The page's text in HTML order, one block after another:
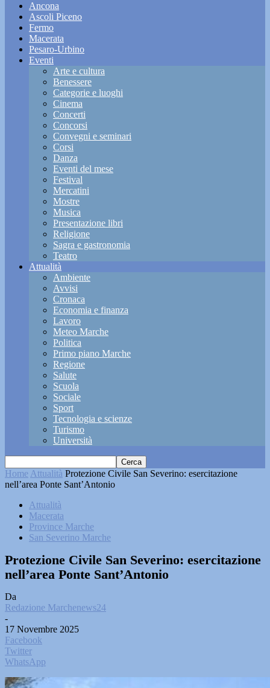
Ancona
Ascoli Piceno
Fermo
Macerata
Pesaro-Urbino
Eventi
Arte e cultura
Benessere
Categorie e luoghi
Cinema
Concerti
Concorsi
Convegni e seminari
Corsi
Danza
Eventi del mese
Festival
Mercatini
Mostre
Musica
Presentazione libri
Religione
Sagra e gastronomia
Teatro
Attualità
Ambiente
Avvisi
Cronaca
Economia e finanza
Lavoro
Meteo Marche
Politica
Primo piano Marche
Regione
Salute
Scuola
Sociale
Sport
Tecnologia e scienze
Turismo
Università
Home Attualità Protezione Civile San Severino: esercitazione
nell’area Ponte Sant’Antonio
Attualità
Macerata
Province Marche
San Severino Marche
Protezione Civile San Severino: esercitazione
nell’area Ponte Sant’Antonio
Da
Redazione Marchenews24
-
17 Novembre 2025
Facebook
Twitter
WhatsApp